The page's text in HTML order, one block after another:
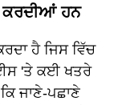
ਕਰਦੀਆਂ ਹਨ
ਹੈ ਜਿਸ ਵਿੱਚ
'ਤੇ ਕਈ ਖਤਰੇ
ਜਾਣੇ-ਪਛਾਣੇ